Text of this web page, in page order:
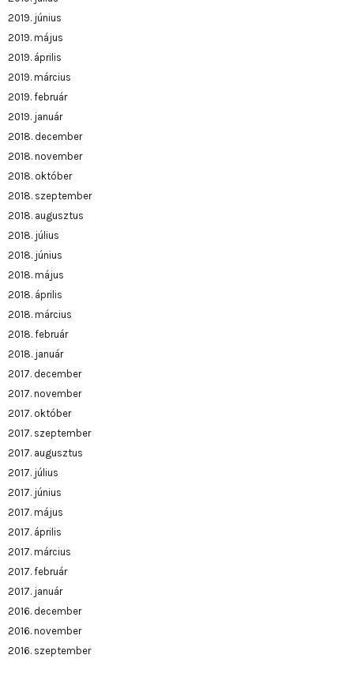
2019. június
2019. május
2019. április
2019. március
2019. február
2019. január
2018. december
2018. november
2018. október
2018. szeptember
2018. augusztus
2018. július
2018. június
2018. május
2018. április
2018. március
2018. február
2018. január
2017. december
2017. november
2017. október
2017. szeptember
2017. augusztus
2017. július
2017. június
2017. május
2017. április
2017. március
2017. február
2017. január
2016. december
2016. november
2016. szeptember